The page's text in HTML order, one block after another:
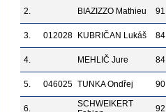
2. BIAZIZZO Mathieu 91
3. 012028 KUBRIČAN Lukáš 84
4. MEHLIČ Jure 84
5. 046025 TUNKA Ondřej 90
6.
SCHWEIKERT
92